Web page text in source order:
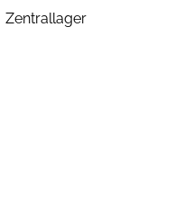
Zentrallager